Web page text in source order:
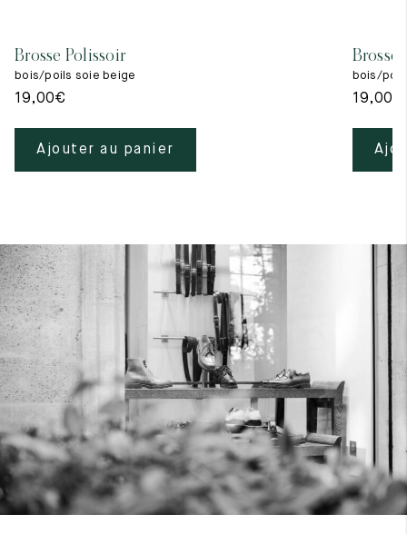
Brosse Polissoir
bois/poils soie beige
19,00€
Ajouter au panier
Brosse
bois/
19,00